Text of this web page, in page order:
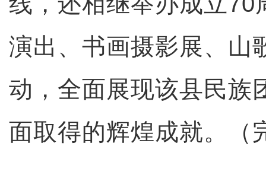
演出、书画摄影展、山
动，全面展现该县民族
面取得的辉煌成就。（